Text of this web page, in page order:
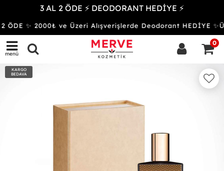
3 AL 2 ÖDE ⚡ DEODORANT HEDİYE ⚡
✨ 2000₺ ve Üzeri Alışverişlerde Deodorant HEDİYE
menü
0
KARGO
BEDAVA